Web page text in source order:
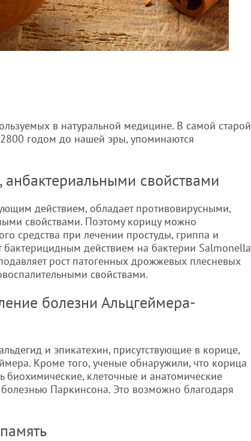
в натуральной медицине. В самой старой
годом до нашей эры, упоминаются
свойствами
действием, обладает противовирусными,
свойствами. Поэтому корицу можно
средства при лечении простуды, гриппа и
действием на бактерии Salmonella
рост патогенных дрожжевых плесневых
свойствами.
болезни Альцгеймера-
и эпикатехин, присутствующие в корице,
Кроме того, ученые обнаружили, что корица
биохимические, клеточные и анатомические
Паркинсона. Это возможно благодаря